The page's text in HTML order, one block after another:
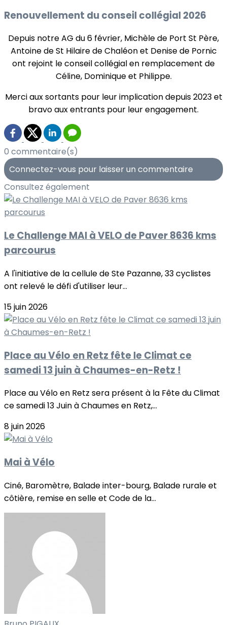
Renouvellement du conseil collégial 2026
Depuis notre AG du 6 février, Michèle de Port St Père,
Antoine de St Hilaire de Chaléon et Denise de Pornic
ont rejoint le conseil collégial en remplacement de
Céline, Dominique et Philippe.
Merci aux sortants pour leur implication depuis 2023 et
bravo aux entrants pour leur engagement.
0 commentaire(s)
Connectez-vous pour laisser un commentaire
Consultez également
Le Challenge MAI à VELO de Paver 8636 kms
parcourus
A l'initiative de la cellule de Ste Pazanne, 33 cyclistes
ont relevé le défi d'utiliser leur...
15 juin 2026
Place au Vélo en Retz fête le Climat ce
samedi 13 juin à Chaumes-en-Retz !
Place au Vélo en Retz sera présent à la Fête du Climat
ce samedi 13 Juin à Chaumes en Retz,...
8 juin 2026
Mai à Vélo
Ciné, Baromètre, Balade inter-bourg, Balade rurale et
côtière, remise en selle et Code de la...